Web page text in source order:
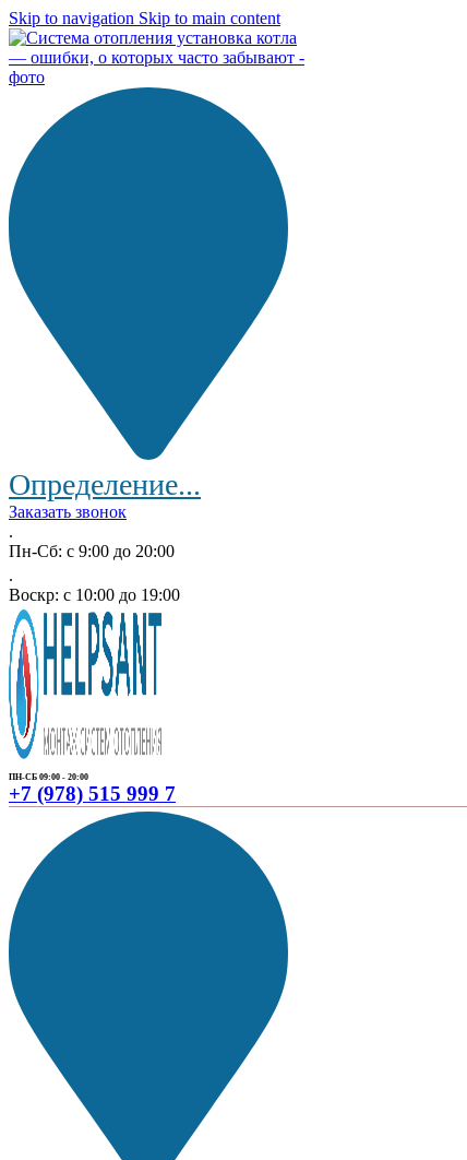
Skip to navigation Skip to main content
Определение...
Заказать звонок
.
Пн-Сб: с 9:00 до 20:00
.
Воскр: с 10:00 до 19:00
ПН-СБ 09:00 - 20:00
+7 (978) 515 999 7